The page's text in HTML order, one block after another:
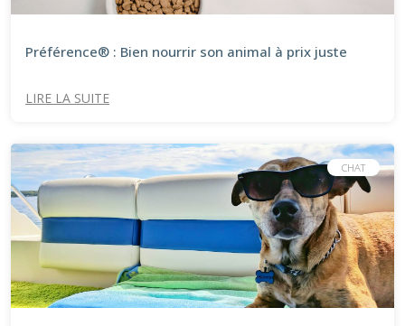
Préférence® : Bien nourrir son animal à prix juste
LIRE LA SUITE
CHAT